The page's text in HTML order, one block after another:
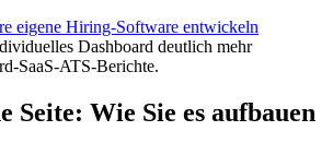
eigene Hiring-Software entwickeln
Dashboard deutlich mehr
SaaS-ATS-Berichte.
Seite: Wie Sie es aufbauen